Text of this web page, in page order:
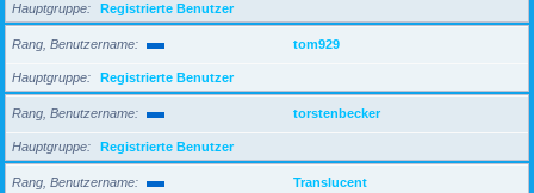
Hauptgruppe Registrierte Benutzer
Rang, Benutzername tom929
Hauptgruppe Registrierte Benutzer
Rang, Benutzername torstenbecker
Hauptgruppe Registrierte Benutzer
Rang, Benutzername Translucent